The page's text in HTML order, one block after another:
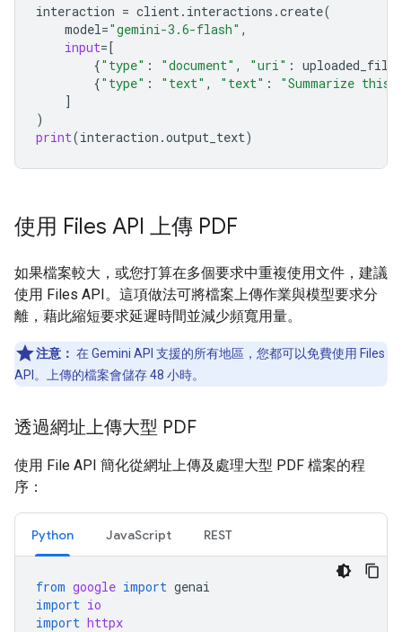
interaction = client. interactions .create(
model="gemini-3.6-flash" ,
input=[
{"type" : "document" , "uri" : uploaded_file
{"type" : "text" , "text" :
"Summarize this
]
)
print(interaction .output_text)
使用 Files API 上傳 PDF
如果檔案較大，或您打算在多個要求中重複使用文件，建議
使用 Files API。這項做法可將檔案上傳作業與模型要求分
離，藉此縮短要求延遲時間並減少頻寬用量。
注意： 在 Gemini API 支援的所有地區，您都可以免費使用 Files
API。上傳的檔案會儲存 48 小時。
透過網址上傳大型 PDF
使用 File API 簡化從網址上傳及處理大型 PDF 檔案的程
序：
Python JavaScript REST
from google import genai
import io
import httpx